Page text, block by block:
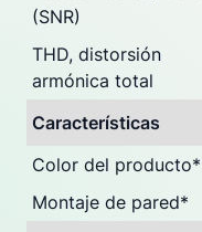
(SNR)
THD, distorsión
armónica total
Características
Color del producto*
Montaje de pared*